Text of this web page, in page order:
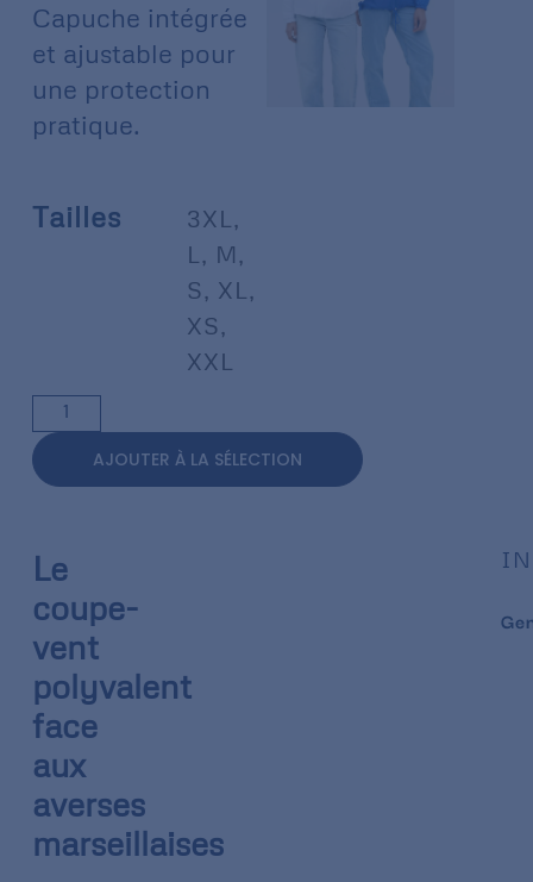
Capuche intégrée
et ajustable pour
une protection
pratique.
Tailles 3XL ,
L , M ,
S , XL ,
XS ,
XXL
AJOUTER À LA SÉLECTION
Le
coupe-
vent
polyvalent
face
aux
averses
marseillaises